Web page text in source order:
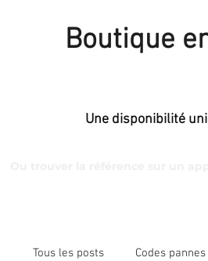
Boutique
Une disponibilité
Tous les posts Codes